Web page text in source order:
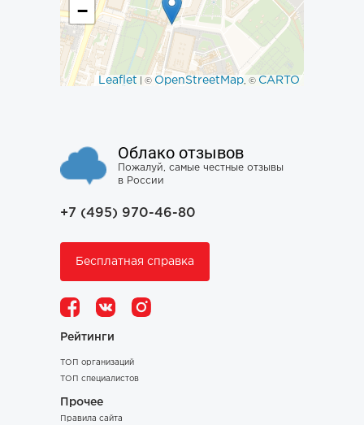
−
Leaflet | © OpenStreetMap, © CARTO
Облако отзывов
Пожалуй, самые честные отзывы
в России
+7 (495) 970-46-80
Бесплатная справка
Рейтинги
ТОП организаций
ТОП специалистов
Прочее
Правила сайта